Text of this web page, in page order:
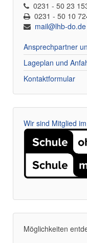
0231 - 50 23
0231 - 50 10
mail@lhb-do.de
Ansprechpartner
Lageplan und
Kontaktformular
Wir sind Mitglied
Möglichkeiten